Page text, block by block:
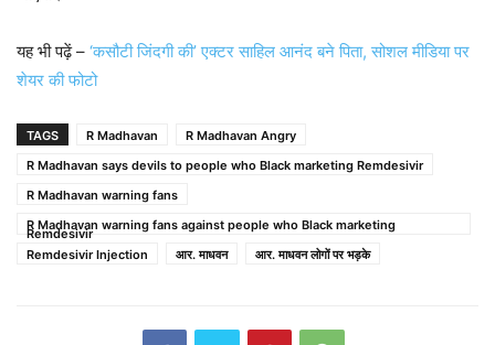
यह भी पढ़ें – ‘कसौटी जिंदगी की’ एक्टर साहिल आनंद बने पिता, सोशल मीडिया पर
शेयर की फोटो
TAGS R Madhavan
R Madhavan Angry
R Madhavan says devils to people who Black marketing Remdesivir
R Madhavan warning fans
R Madhavan warning fans against people who Black marketing
Remdesivir
Remdesivir Injection
आर. माधवन आर. माधवन लोगों पर भड़के